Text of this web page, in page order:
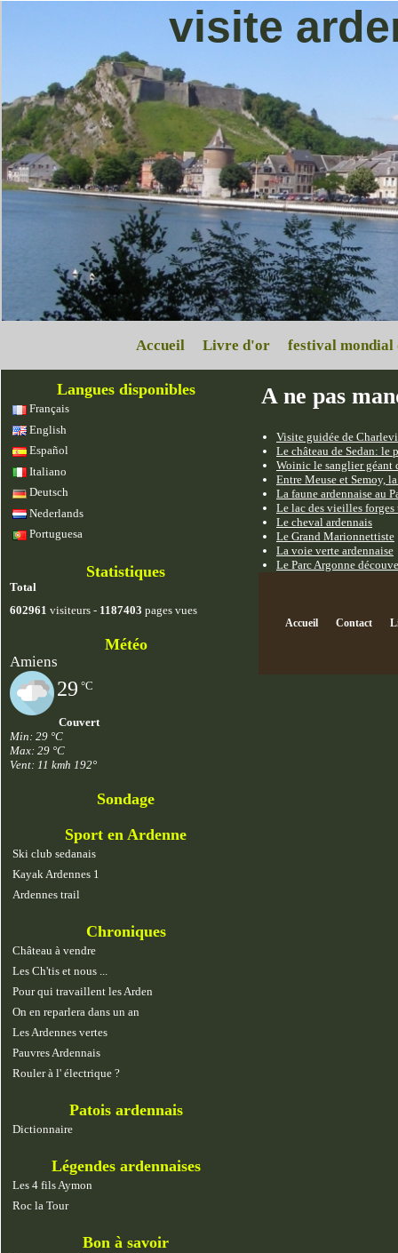
visite
Accueil Livre d'or festival mondial
Langues disponibles
Français
English
Español
Italiano
Deutsch
Nederlands
Portuguesa
Statistiques
Total
602961 visiteurs - 1187403 pages vues
Météo
Amiens
29 °C
Couvert
Min: 29 °C
Max: 29 °C
Vent: 11 kmh 192°
Sondage
Sport en Ardenne
Ski club sedanais
Kayak Ardennes 1
Ardennes trail
Chroniques
Château à vendre
Les Ch'tis et nous ...
Pour qui travaillent les Arden
On en reparlera dans un an
Les Ardennes vertes
Pauvres Ardennais
Rouler à l' électrique ?
Patois ardennais
Dictionnaire
Légendes ardennaises
Les 4 fils Aymon
Roc la Tour
Bon à savoir
A ne pas
Visite guidée de
Le château de Sedan: le
Woinic le sanglier géant
Entre Meuse et Semoy,
La faune ardennaise au
Le lac des vieilles forges
Le cheval ardennais
Le Grand Marionnettiste
La voie verte ardennaise
Le Parc Argonne
Accueil Contact